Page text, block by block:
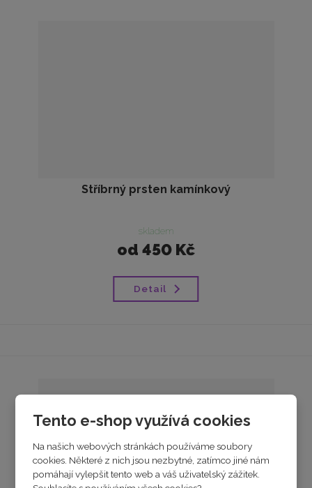
Tento e-shop využívá cookies
Na našich webových stránkách používáme soubory
cookies. Některé z nich jsou nezbytné, zatímco jiné nám
pomáhají vylepšit tento web a váš uživatelský zážitek.
Stříbrný prsten kamínkový
skladem
od 450 Kč
Detail